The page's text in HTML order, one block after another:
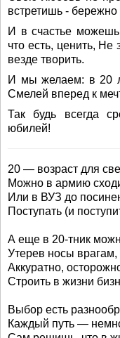
встретишь -
И в счастье
что есть, ценить,
везде творить.
И мы желаем: в 20
Смелей вперед к
Так будь всегда
юбилей!
20 — возраст для
Можно в армию
Или в ВУЗ до
Поступать (и
А еще в 20-тник
Утерев носы врагам,
Аккуратно,
Строить в жизни
Выбор есть
Каждый путь —